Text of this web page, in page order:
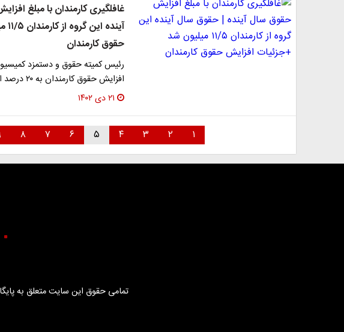
غافلگیری کارمندان با مبلغ
حقوق کارمندان
افزایش حقوق کارمندان به ۲۰ درصد افزایش یافت و حداقل کف…
۲۱ دی ۱۴۰۲
۱ ۲ ۳ ۴ ۵ ۶ ۷ ۸
تمامی حقوق این سایت متعلق به